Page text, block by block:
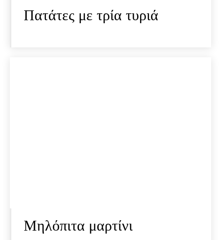
Πατάτες με τρία τυριά
Μηλόπιτα μαρτίνι